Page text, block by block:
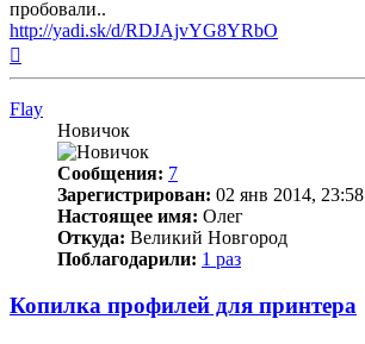
пробовали..
http://yadi.sk/d/RDJAjvYG8YRbO
Flay
Новичок
Сообщения: 7
Зарегистрирован: 02 янв 2014, 23:58
Настоящее имя: Олег
Откуда: Великий Новгород
Поблагодарили: 1 раз
Копилка профилей для принтера